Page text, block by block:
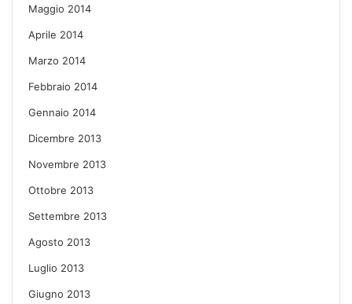
Maggio 2014
Aprile 2014
Marzo 2014
Febbraio 2014
Gennaio 2014
Dicembre 2013
Novembre 2013
Ottobre 2013
Settembre 2013
Agosto 2013
Luglio 2013
Giugno 2013